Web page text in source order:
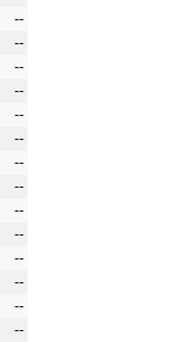
--
--
--
--
--
--
--
--
--
--
--
--
--
--